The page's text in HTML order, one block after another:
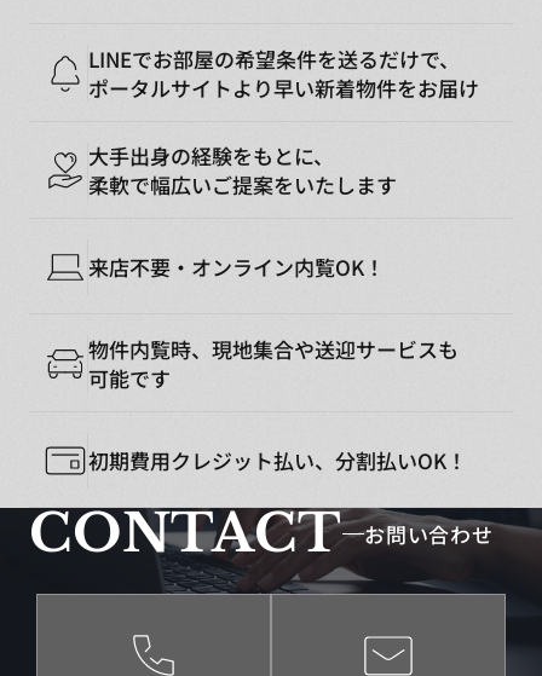
LINEでお部屋の希望条件を送るだけで、
ポータルサイトより早い新着物件をお届け
大手出身の経験をもとに、
柔軟で幅広いご提案をいたします
来店不要・オンライン内覧OK！
物件内覧時、現地集合や送迎サービスも
可能です
初期費用クレジット払い、分割払いOK！
CONTACT お問い合わせ